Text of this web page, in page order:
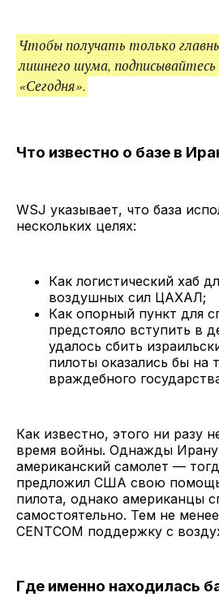
Чтобы получать только
лишнего шума, подписывайтесь
«Сегодня».
Что известно о базе в
WSJ указывает, что база
нескольких целях:
Как логистический хаб
воздушных сил ЦАХАЛ;
Как опорный пункт для
предстояло вступить в
удалось сбить
пилоты оказались бы на
враждебного
Как известно, этого ни разу
время войны. Однажды Ирану
американский самолет —
предложил США свою
пилота, однако американцы
самостоятельно. Тем не
CENTCOM поддержку с
Где именно находилась